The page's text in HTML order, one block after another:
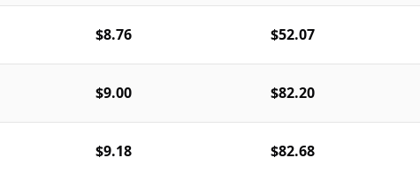
$8.76 $52.07
$9.00 $82.20
$9.18 $82.68